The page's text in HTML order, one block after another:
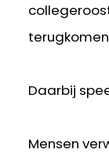
Daarbij
Mensen